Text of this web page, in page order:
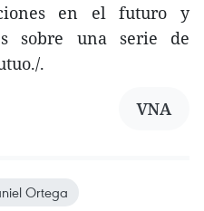
en el futuro y
sobre una serie de
.
VNA
Ortega